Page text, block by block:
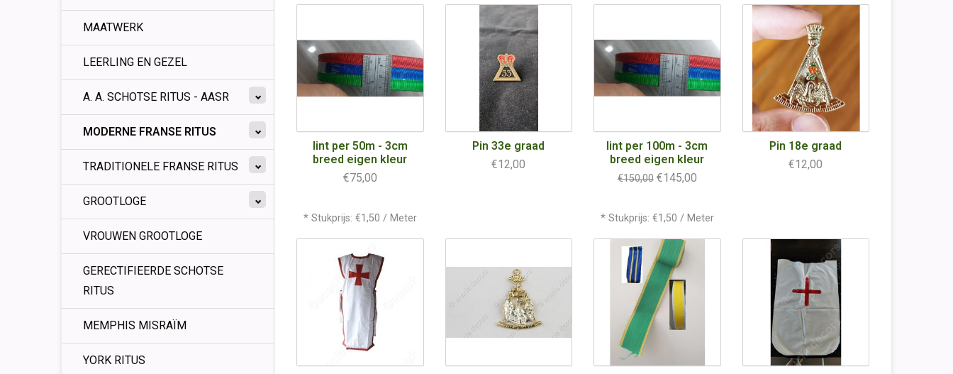
MAATWERK
LEERLING EN GEZEL
A. A. SCHOTSE RITUS - AASR
MODERNE FRANSE RITUS
TRADITIONELE FRANSE RITUS
GROOTLOGE
VROUWEN GROOTLOGE
GERECTIFIEERDE SCHOTSE
RITUS
MEMPHIS MISRAÏM
YORK RITUS
lint per 50m - 3cm
breed eigen kleur
€75,00
* Stukprijs: €1,50 / Meter
Pin 33e graad
€12,00
lint per 100m - 3cm
breed eigen kleur
€150,00€145,00
* Stukprijs: €1,50 / Meter
Pin 18e graad
€12,00